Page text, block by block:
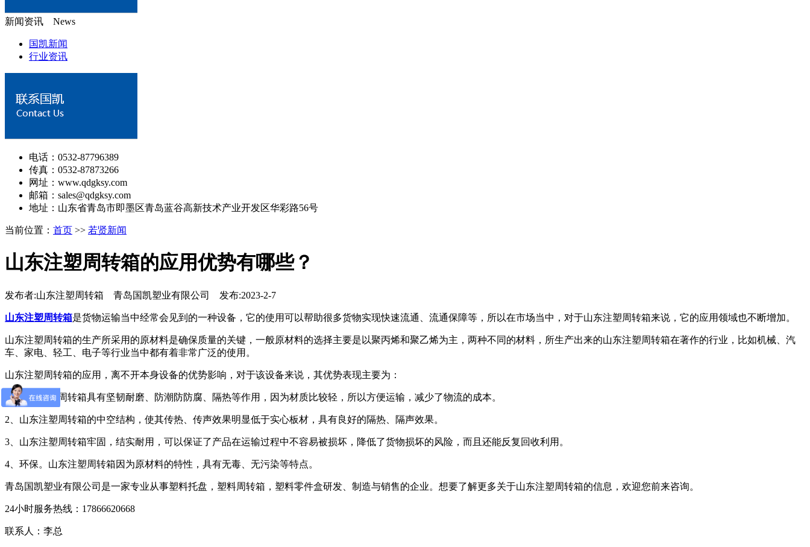
新闻资讯 News
国凯新闻
行业资讯
电话：0532-87796389
传真：0532-87873266
网址：www.qdgksy.com
邮箱：sales@qdgksy.com
地址：山东省青岛市即墨区青岛蓝谷高新技术产业开发区华彩路56号
当前位置： 首页 >> 若贤新闻
山东注塑周转箱的应用优势有哪些？
发布者:山东注塑周转箱 青岛国凯塑业有限公司 发布:2023-2-7
山东注塑周转箱是货物运输当中经常会见到的一种设备，它的使用可以帮助很多货物实现快速流通、流通保障等，所以在市场当中，对于山东注塑周转箱来说，它的应用领域也不断增加。
山东注塑周转箱的生产所采用的原材料是确保质量的关键，一般原材料的选择主要是以聚丙烯和聚乙烯为主，两种不同的材料，所生产出来的山东注塑周转箱在著作的行业，比如机械、汽
车、家电、轻工、电子等行业当中都有着非常广泛的使用。
山东注塑周转箱的应用，离不开本身设备的优势影响，对于该设备来说，其优势表现主要为：
1、山东注塑周转箱具有坚韧耐磨、防潮防防腐、隔热等作用，因为材质比较轻，所以方便运输，减少了物流的成本。
2、山东注塑周转箱的中空结构，使其传热、传声效果明显低于实心板材，具有良好的隔热、隔声效果。
3、山东注塑周转箱牢固，结实耐用，可以保证了产品在运输过程中不容易被损坏，降低了货物损坏的风险，而且还能反复回收利用。
4、环保。山东注塑周转箱因为原材料的特性，具有无毒、无污染等特点。
青岛国凯塑业有限公司是一家专业从事塑料托盘，塑料周转箱，塑料零件盒研发、制造与销售的企业。想要了解更多关于山东注塑周转箱的信息，欢迎您前来咨询。
24小时服务热线：17866620668
联系人：李总